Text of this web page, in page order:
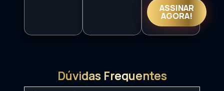
ASSINAR
AGORA!
Dúvidas Frequentes